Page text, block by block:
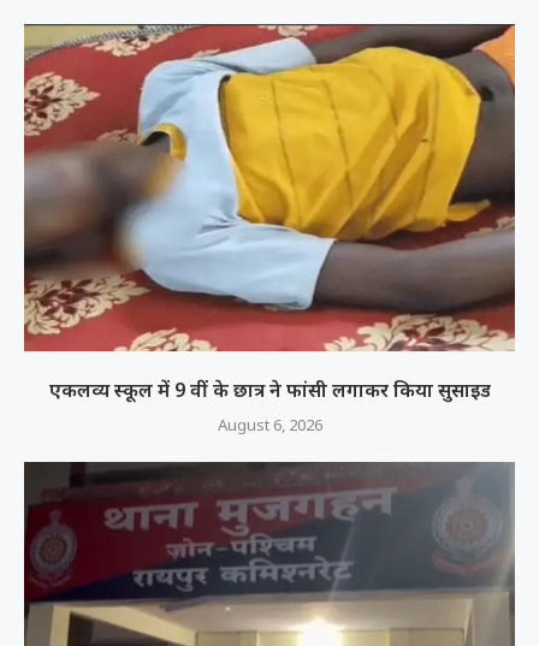
एकलव्य स्कूल में 9 वीं के छात्र ने फांसी लगाकर किया सुसाइड
August 6, 2026